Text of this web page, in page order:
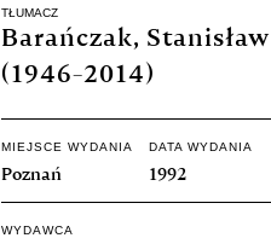
TŁUMACZ
Barańczak, Stanisław
(1946-2014)
MIEJSCE WYDANIA
Poznań
DATA WYDANIA
1992
WYDAWCA